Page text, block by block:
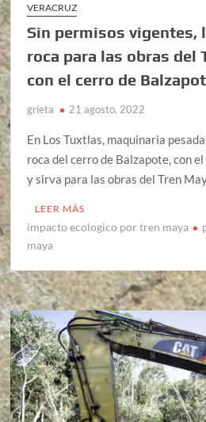
VERACRUZ
Sin permisos vigentes,
roca para las obras del
con el cerro de
grieta 21 agosto, 2022
En Los Tuxtlas, maquinaria
roca del cerro de Balzapote, con
y sirva para las obras del Tren
LEER MÁS
impacto ecologico por tren maya
maya